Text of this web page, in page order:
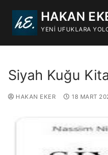
HAKAN
YENI UFUKLARA
Siyah Kuğu
HAKAN EKER 18 MART